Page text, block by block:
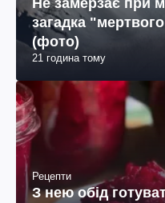
Не замерзає при
загадка
(фото)
21 година тому
Рецепти
З нею обід